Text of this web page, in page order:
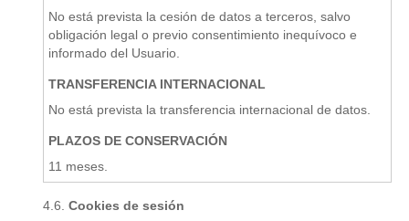
No está prevista la cesión de datos a terceros, salvo
obligación legal o previo consentimiento inequívoco e
informado del Usuario.
TRANSFERENCIA INTERNACIONAL
No está prevista la transferencia internacional de datos.
PLAZOS DE CONSERVACIÓN
11 meses.
Cookies de sesión